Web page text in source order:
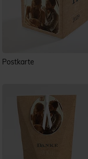
Postkarte